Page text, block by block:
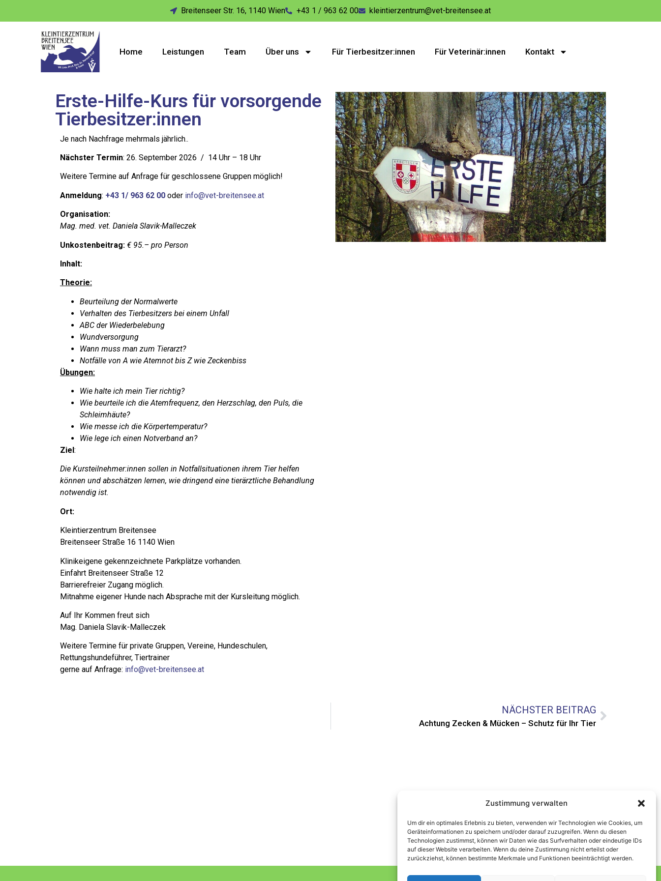
Zustimmung verwalten
Um dir ein optimales Erlebnis zu bieten, verwenden wir Technologien wie Cookies, um
Geräteinformationen zu speichern und/oder darauf zuzugreifen. Wenn du diesen
Technologien zustimmst, können wir Daten wie das Surfverhalten oder eindeutige IDs
auf dieser Website verarbeiten. Wenn du deine Zustimmung nicht erteilst oder
zurückziehst, können bestimmte Merkmale und Funktionen beeinträchtigt werden.
Breitenseer Str. 16, 1140 Wien +43 1 / 963 62 00 kleintierzentrum@vet-breitensee.at
Home Leistungen Team Über uns Für Tierbesitzer:innen Für Veterinär:innen Kontakt
Erste-Hilfe-Kurs für vorsorgende
Tierbesitzer:innen
Je nach Nachfrage mehrmals jährlich..
Nächster Termin: 26. September 2026 / 14 Uhr – 18 Uhr
Weitere Termine auf Anfrage für geschlossene Gruppen möglich!
Anmeldung: +43 1/ 963 62 00 oder info@vet-breitensee.at
Organisation:
Mag. med. vet. Daniela Slavik-Malleczek
Unkostenbeitrag: € 95.– pro Person
Inhalt:
Theorie:
Beurteilung der Normalwerte
Verhalten des Tierbesitzers bei einem Unfall
ABC der Wiederbelebung
Wundversorgung
Wann muss man zum Tierarzt?
Notfälle von A wie Atemnot bis Z wie Zeckenbiss
Übungen:
Wie halte ich mein Tier richtig?
Wie beurteile ich die Atemfrequenz, den Herzschlag, den Puls, die
Schleimhäute?
Wie messe ich die Körpertemperatur?
Wie lege ich einen Notverband an?
Ziel:
Die Kursteilnehmer:innen sollen in Notfallsituationen ihrem Tier helfen
können und abschätzen lernen, wie dringend eine tierärztliche Behandlung
notwendig ist.
Ort:
Kleintierzentrum Breitensee
Breitenseer Straße 16 1140 Wien
Klinikeigene gekennzeichnete Parkplätze vorhanden.
Einfahrt Breitenseer Straße 12
Barrierefreier Zugang möglich.
Mitnahme eigener Hunde nach Absprache mit der Kursleitung möglich.
Auf Ihr Kommen freut sich
Mag. Daniela Slavik-Malleczek
Weitere Termine für private Gruppen, Vereine, Hundeschulen,
Rettungshundeführer, Tiertrainer
gerne auf Anfrage: info@vet-breitensee.at
NÄCHSTER BEITRAG
Achtung Zecken & Mücken – Schutz für Ihr Tier